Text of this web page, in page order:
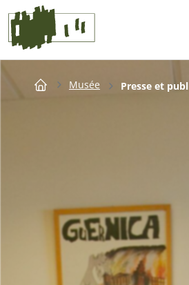
Saltar al contingut
Navigation principale
Breadcrumb
Musée Presse et